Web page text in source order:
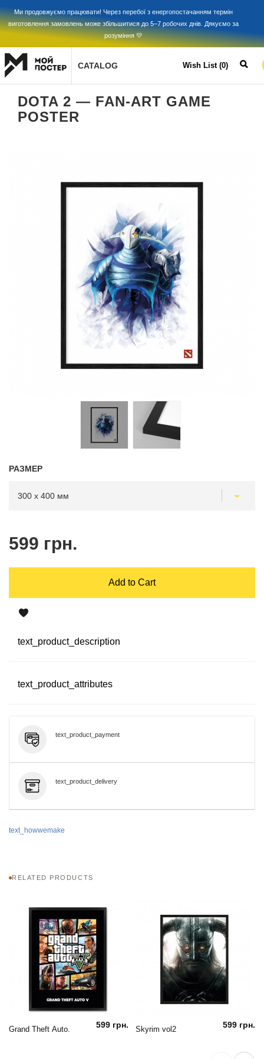
Ми продовжуємо працювати! Через перебої з енергопостачанням термін
виготовлення замовлень може збільшитися до 5–7 робочих днів. Дякуємо за
розуміння 💛
CATALOG Wish List (0)
DOTA 2 — FAN-ART GAME
POSTER
РАЗМЕР
599 грн.
Add to Cart
text_product_description
text_product_attributes
text_product_payment
text_product_delivery
text_howwemake
RELATED PRODUCTS
Grand Theft Auto. 599 грн. Skyrim vol2 599 грн.